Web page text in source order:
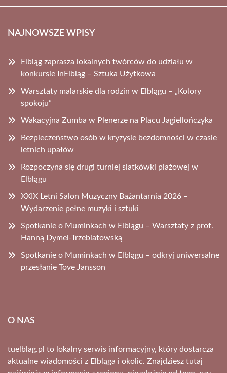
NAJNOWSZE WPISY
Elbląg zaprasza lokalnych twórców do udziału w
konkursie InElbląg – Sztuka Użytkowa
Warsztaty malarskie dla rodzin w Elblągu – „Kolory
spokoju”
Wakacyjna Zumba w Plenerze na Placu Jagiellończyka
Bezpieczeństwo osób w kryzysie bezdomności w czasie
letnich upałów
Rozpoczyna się drugi turniej siatkówki plażowej w
Elblągu
XXIX Letni Salon Muzyczny Bażantarnia 2026 –
Wydarzenie pełne muzyki i sztuki
Spotkanie o Muminkach w Elblągu – Warsztaty z prof.
Hanną Dymel-Trzebiatowską
Spotkanie o Muminkach w Elblągu – odkryj uniwersalne
przesłanie Tove Jansson
O NAS
tuelblag.pl to lokalny serwis informacyjny, który dostarcza
aktualne wiadomości z Elbląga i okolic. Znajdziesz tutaj